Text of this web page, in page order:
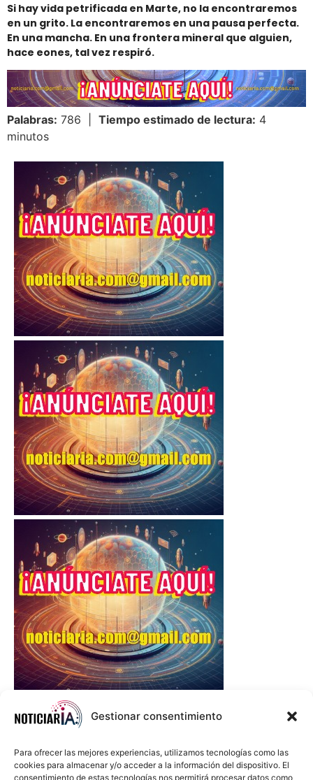
Gestionar consentimiento
Para ofrecer las mejores experiencias, utilizamos tecnologías como las
cookies para almacenar y/o acceder a la información del dispositivo. El
consentimiento de estas tecnologías nos permitirá procesar datos como
Si hay vida petrificada en Marte, no la encontraremos
en un grito. La encontraremos en una pausa perfecta.
En una mancha. En una frontera mineral que alguien,
hace eones, tal vez respiró.
Palabras: 786 | Tiempo estimado de lectura: 4
minutos